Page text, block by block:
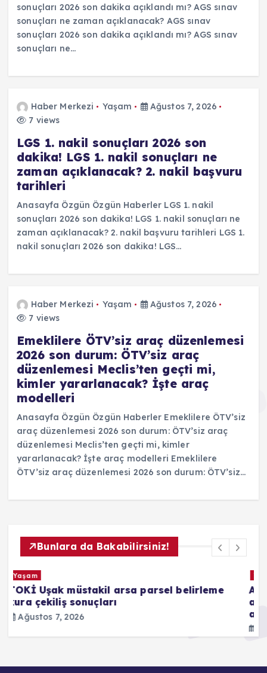
sonuçları 2026 son dakika açıklandı mı? AGS sınav
sonuçları ne zaman açıklanacak? AGS sınav
sonuçları 2026 son dakika açıklandı mı? AGS sınav
sonuçları ne…
Haber Merkezi Yaşam
Ağustos 7, 2026
7 views
LGS 1. nakil sonuçları 2026 son
dakika! LGS 1. nakil sonuçları ne
zaman açıklanacak? 2. nakil başvuru
tarihleri
Anasayfa Özgün Özgün Haberler LGS 1. nakil
sonuçları 2026 son dakika! LGS 1. nakil sonuçları ne
zaman açıklanacak? 2. nakil başvuru tarihleri LGS 1.
nakil sonuçları 2026 son dakika! LGS…
Haber Merkezi Yaşam
Ağustos 7, 2026
7 views
Emeklilere ÖTV’siz araç düzenlemesi
2026 son durum: ÖTV’siz araç
düzenlemesi Meclis’ten geçti mi,
kimler yararlanacak? İşte araç
modelleri
Anasayfa Özgün Özgün Haberler Emeklilere ÖTV’siz
araç düzenlemesi 2026 son durum: ÖTV’siz araç
düzenlemesi Meclis’ten geçti mi, kimler
yararlanacak? İşte araç modelleri Emeklilere
ÖTV’siz araç düzenlemesi 2026 son durum: ÖTV’siz…
Bunlara da Bakabilirsiniz!
Yaşam
AGS sınav sonuçları 2026 son dakika
açıklandı mı? AGS sınav sonuçları ne zaman
açıklanacak?